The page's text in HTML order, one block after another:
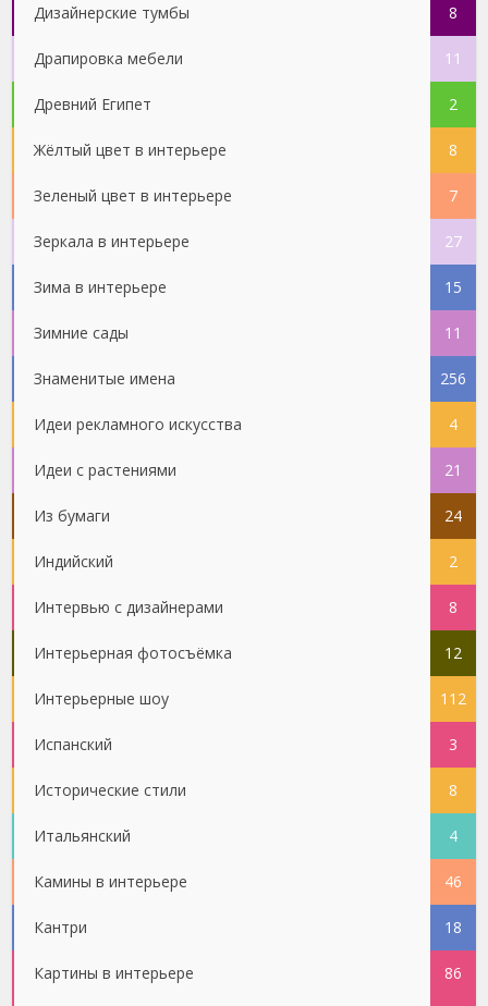
Дизайнерские тумбы 8
Драпировка мебели 11
Древний Египет 2
Жёлтый цвет в интерьере 8
Зеленый цвет в интерьере 7
Зеркала в интерьере 27
Зима в интерьере 15
Зимние сады 11
Знаменитые имена 256
Идеи рекламного искусства 4
Идеи с растениями 21
Из бумаги 24
Индийский 2
Интервью с дизайнерами 8
Интерьерная фотосъёмка 12
Интерьерные шоу 112
Испанский 3
Исторические стили 8
Итальянский 4
Камины в интерьере 46
Кантри 18
Картины в интерьере 86